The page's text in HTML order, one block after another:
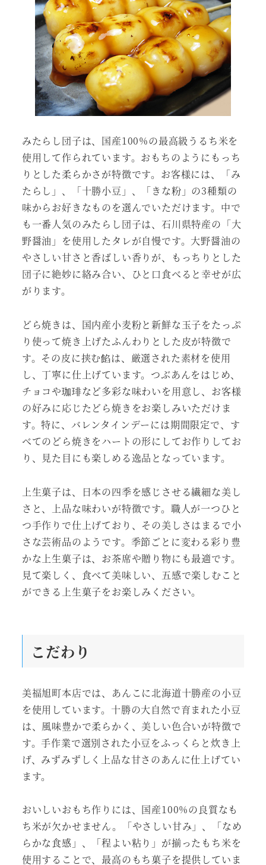
みたらし団子は、国産100%の最高級うるち米を
使用して作られています。おもちのようにもっち
りとした柔らかさが特徴です。お客様には、「み
たらし」、「十勝小豆」、「きな粉」の3種類の
味からお好きなものを選んでいただけます。中で
も一番人気のみたらし団子は、石川県特産の「大
野醤油」を使用したタレが自慢です。大野醤油の
やさしい甘さと香ばしい香りが、もっちりとした
団子に絶妙に絡み合い、ひと口食べると幸せが広
がります。
どら焼きは、国内産小麦粉と新鮮な玉子をたっぷ
り使って焼き上げたふんわりとした皮が特徴で
す。その皮に挟む餡は、厳選された素材を使用
し、丁寧に仕上げています。つぶあんをはじめ、
チョコや珈琲など多彩な味わいを用意し、お客様
の好みに応じたどら焼きをお楽しみいただけま
す。特に、バレンタインデーには期間限定で、す
べてのどら焼きをハートの形にしてお作りしてお
り、見た目にも楽しめる逸品となっています。
上生菓子は、日本の四季を感じさせる繊細な美し
さと、上品な味わいが特徴です。職人が一つひと
つ手作りで仕上げており、その美しさはまるで小
さな芸術品のようです。季節ごとに変わる彩り豊
かな上生菓子は、お茶席や贈り物にも最適です。
見て楽しく、食べて美味しい、五感で楽しむこと
ができる上生菓子をお楽しみください。
こだわり
美福旭町本店では、あんこに北海道十勝産の小豆
を使用しています。十勝の大自然で育まれた小豆
は、風味豊かで柔らかく、美しい色合いが特徴で
す。手作業で選別された小豆をふっくらと炊き上
げ、みずみずしく上品な甘さのあんに仕上げてい
ます。
おいしいおもち作りには、国産100%の良質なも
ち米が欠かせません。「やさしい甘み」、「なめ
らかな食感」、「程よい粘り」が揃ったもち米を
使用することで、最高のもち菓子を提供していま